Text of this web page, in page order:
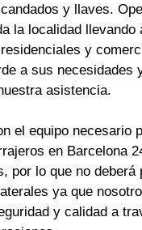
y llaves.
la localidad llevando
y
a sus necesidades
asistencia.
el equipo necesario
en Barcelona
por lo que no deberá
ya que
y calidad a